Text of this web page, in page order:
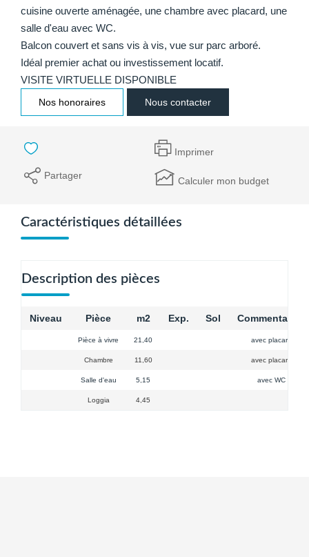
cuisine ouverte aménagée, une chambre avec placard, une
salle d'eau avec WC.
Balcon couvert et sans vis à vis, vue sur parc arboré.
Idéal premier achat ou investissement locatif.
VISITE VIRTUELLE DISPONIBLE
Nos honoraires Nous contacter
Imprimer
Partager Calculer mon budget
Caractéristiques détaillées
Description des pièces
Niveau Pièce m2 Exp. Sol Commentaires
Pièce à vivre 21,40 avec placard
Chambre 11,60 avec placard
Salle d'eau 5,15 avec WC
Loggia 4,45